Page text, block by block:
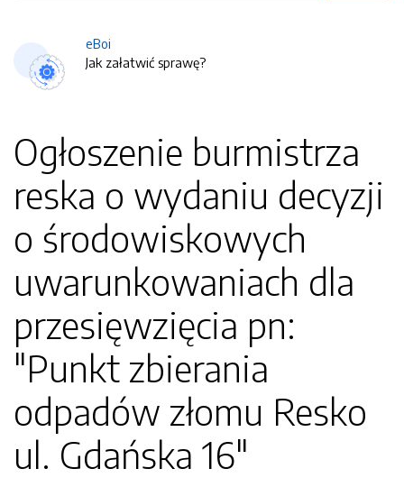
eBoi
Jak załatwić sprawę?
Ogłoszenie burmistrza
reska o wydaniu decyzji
o środowiskowych
uwarunkowaniach dla
przesięwzięcia pn:
"Punkt zbierania
odpadów złomu Resko
ul. Gdańska 16"